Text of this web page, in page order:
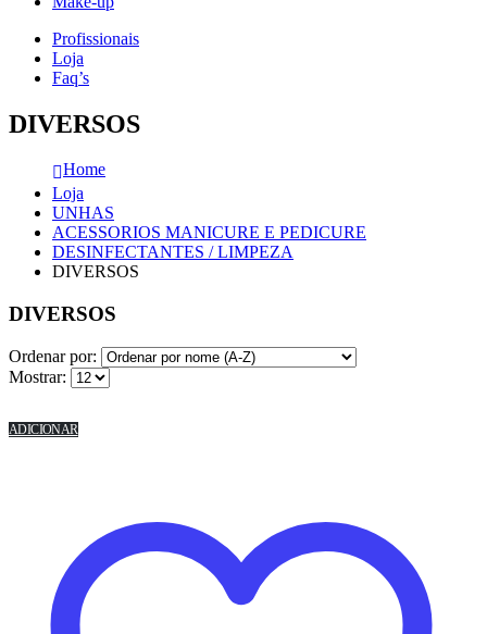
Profissionais
Loja
Faq’s
DIVERSOS
Home
Loja
UNHAS
ACESSORIOS MANICURE E PEDICURE
DESINFECTANTES / LIMPEZA
DIVERSOS
DIVERSOS
Ordenar por:
Mostrar:
ADICIONAR